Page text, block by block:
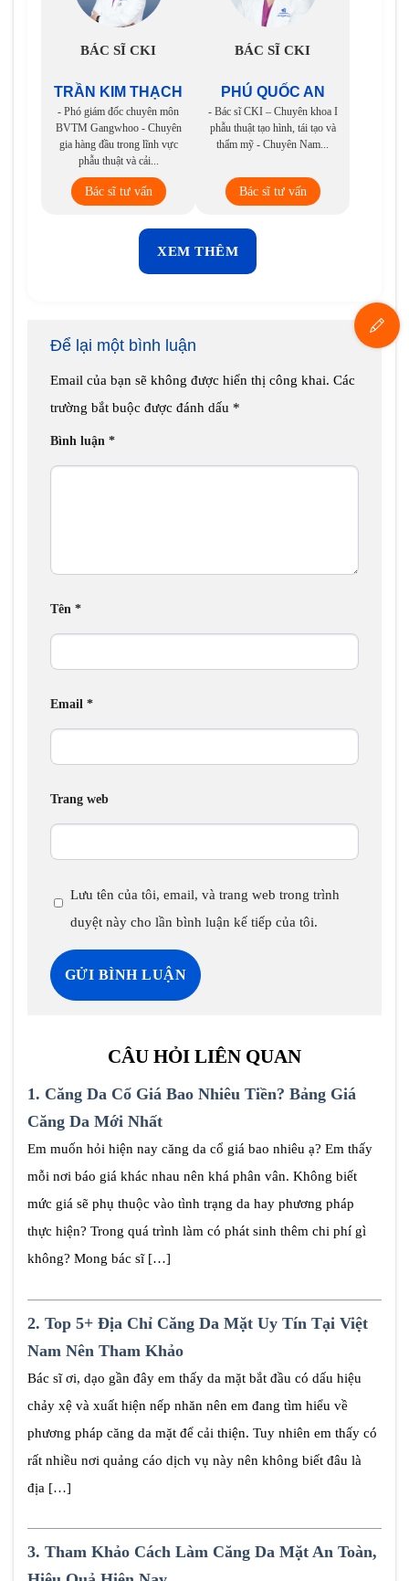
BÁC SĨ CKI
TRẦN KIM THẠCH
- Phó giám đốc chuyên môn
BVTM Gangwhoo - Chuyên
gia hàng đầu trong lĩnh vực
phẫu thuật và cải...
Bác sĩ tư vấn
BÁC SĨ CKI
PHÚ QUỐC AN
- Bác sĩ CKI – Chuyên khoa I
phẫu thuật tạo hình, tái tạo và
thẩm mỹ - Chuyên Nam...
Bác sĩ tư vấn
XEM THÊM
Để lại một bình luận
Email của bạn sẽ không được hiển thị công khai. Các
trường bắt buộc được đánh dấu *
Bình luận *
Tên *
Email *
Trang web
Lưu tên của tôi, email, và trang web trong trình
duyệt này cho lần bình luận kế tiếp của tôi.
CÂU HỎI LIÊN QUAN
1. Căng Da Cổ Giá Bao Nhiêu Tiền? Bảng Giá
Căng Da Mới Nhất
Em muốn hỏi hiện nay căng da cổ giá bao nhiêu ạ? Em thấy
mỗi nơi báo giá khác nhau nên khá phân vân. Không biết
mức giá sẽ phụ thuộc vào tình trạng da hay phương pháp
thực hiện? Trong quá trình làm có phát sinh thêm chi phí gì
không? Mong bác sĩ […]
2. Top 5+ Địa Chỉ Căng Da Mặt Uy Tín Tại Việt
Nam Nên Tham Khảo
Bác sĩ ơi, dạo gần đây em thấy da mặt bắt đầu có dấu hiệu
chảy xệ và xuất hiện nếp nhăn nên em đang tìm hiểu về
phương pháp căng da mặt để cải thiện. Tuy nhiên em thấy có
rất nhiều nơi quảng cáo dịch vụ này nên không biết đâu là
địa […]
3. Tham Khảo Cách Làm Căng Da Mặt An Toàn,